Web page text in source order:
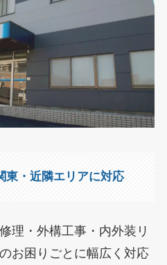
東・近隣エリアに対応
理・外構工事・内外装リ
お困りごとに幅広く対応